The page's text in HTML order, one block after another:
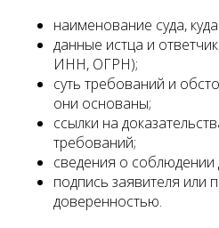
наименование суда,
данные истца и
ИНН, ОГРН);
суть требований и
они основаны;
ссылки на
требований;
сведения о соблюдении
подпись заявителя или
доверенностью.